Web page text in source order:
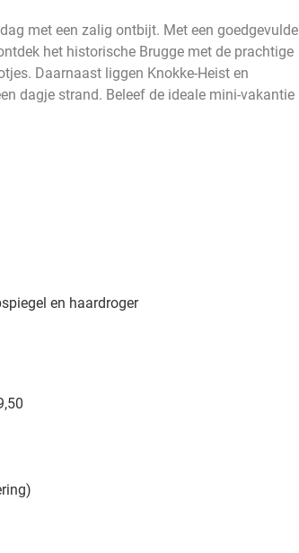
met een zalig ontbijt. Met een goedgevulde
het historische Brugge met de prachtige
Daarnaast liggen Knokke-Heist en
dagje strand. Beleef de ideale mini-vakantie
en haardroger